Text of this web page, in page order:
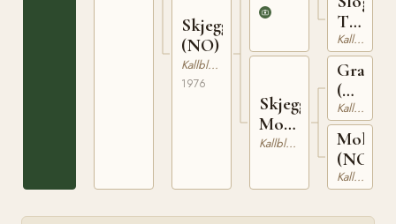
Skjeggebruna
(NO)
Kallblodig Travare
1976
N
Skjegge
Molly
(NO)
Kallblodig Travare
Tora
(NO)
Kallblodig Travare
(NO)
NT
52
Kallblodig Travare
(NO)
Kallblodig Travare